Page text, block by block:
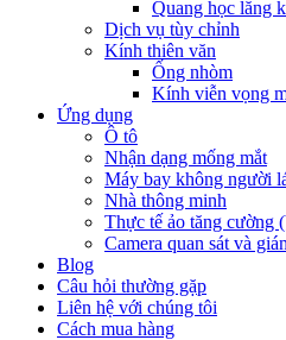
Quang học lăng
Dịch vụ tùy chỉnh
Kính thiên văn
Ống nhòm
Kính viễn vọng
Ứng dụng
Ô tô
Nhận dạng mống mắt
Máy bay không người
Nhà thông minh
Thực tế ảo tăng cường
Camera quan sát và
Blog
Câu hỏi thường gặp
Liên hệ với chúng tôi
Cách mua hàng